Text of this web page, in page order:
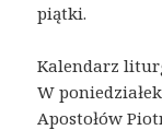
piątki.
Kalendarz
W
Apostołów